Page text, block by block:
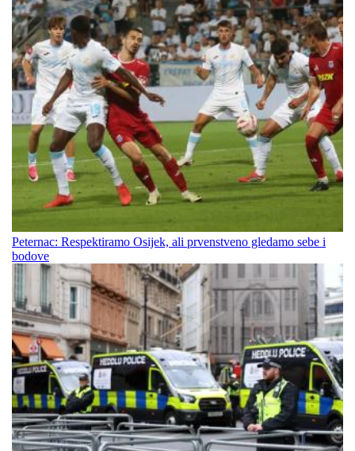
Peternac: Respektiramo Osijek, ali prvenstveno gledamo sebe i
bodove